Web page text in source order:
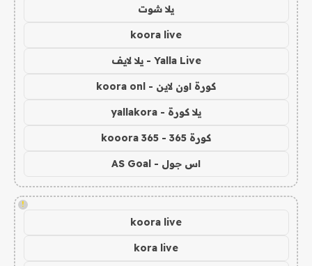
يلا شوت
koora live
Yalla Live - يلا لايف
كورة اون لاين - koora onl
يلا كورة - yallakora
كورة 365 - kooora 365
اس جول - AS Goal
!
koora live
kora live